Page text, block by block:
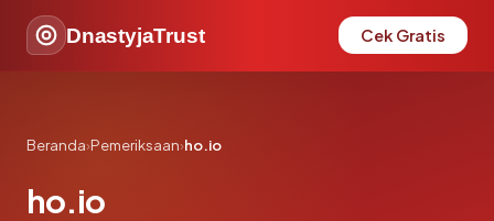
DnastyjaTrust Cek Gratis
Beranda›Pemeriksaan›ho.io
ho.io